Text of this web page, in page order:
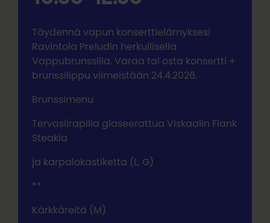
Täydennä vapun konserttielämyksesi
Ravintola Preludin herkullisella
Vappubrunssilla. Varaa tai osta konsertti +
brunssilippu viimeistään 24.4.2026.
Brunssimenu
Tervasiirapilla glaseerattua Viskaalin Flank
Steakia
ja karpalokastiketta (L, G)
**
Kärkkäreitä (M)